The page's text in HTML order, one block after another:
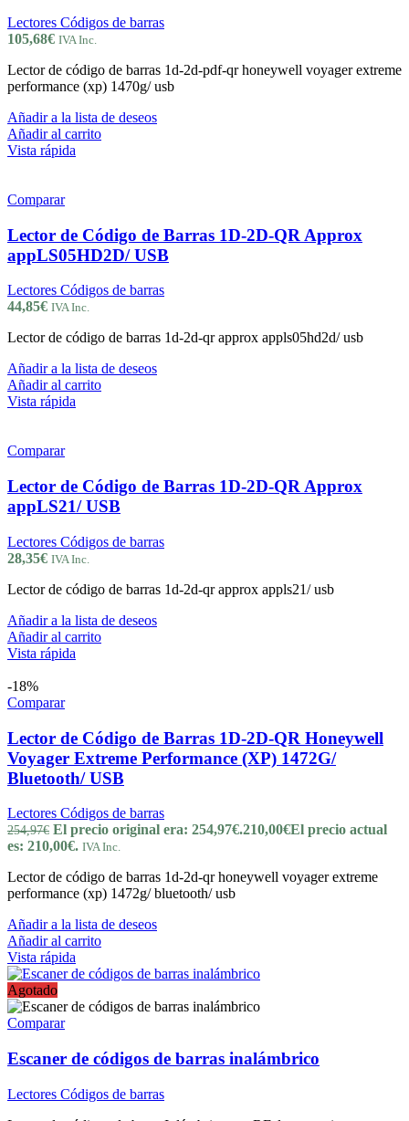
Lectores Códigos de barras
105,68€ IVA Inc.
Lector de código de barras 1d-2d-pdf-qr honeywell voyager extreme
performance (xp) 1470g/ usb
Añadir a la lista de deseos
Añadir al carrito
Vista rápida
Comparar
Lector de Código de Barras 1D-2D-QR Approx
appLS05HD2D/ USB
Lectores Códigos de barras
44,85€ IVA Inc.
Lector de código de barras 1d-2d-qr approx appls05hd2d/ usb
Añadir a la lista de deseos
Añadir al carrito
Vista rápida
Comparar
Lector de Código de Barras 1D-2D-QR Approx
appLS21/ USB
Lectores Códigos de barras
28,35€ IVA Inc.
Lector de código de barras 1d-2d-qr approx appls21/ usb
Añadir a la lista de deseos
Añadir al carrito
Vista rápida
-18%
Comparar
Lector de Código de Barras 1D-2D-QR Honeywell
Voyager Extreme Performance (XP) 1472G/
Bluetooth/ USB
Lectores Códigos de barras
254,97€ El precio original era: 254,97€.210,00€El precio actual
es: 210,00€. IVA Inc.
Lector de código de barras 1d-2d-qr honeywell voyager extreme
performance (xp) 1472g/ bluetooth/ usb
Añadir a la lista de deseos
Añadir al carrito
Vista rápida
Agotado
Comparar
Escaner de códigos de barras inalámbrico
Lectores Códigos de barras